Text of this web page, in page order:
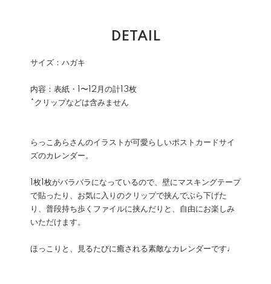
DETAIL
サイズ：ハガキ
内容：表紙・1〜12月の計13枚
*クリップなどは含みません
らっこあらさんのイラストが可愛らしいポストカードサイ
ズのカレンダー。
1枚1枚がバラバラになっているので、壁にマスキングテープ
で貼ったり、お気に入りのクリップで挟んでぶら下げた
り、普段持ち歩くファイルに挟んだりと、自由にお楽しみ
いただけます。
ほっこりと、見るたびに癒される素敵なカレンダーです♩